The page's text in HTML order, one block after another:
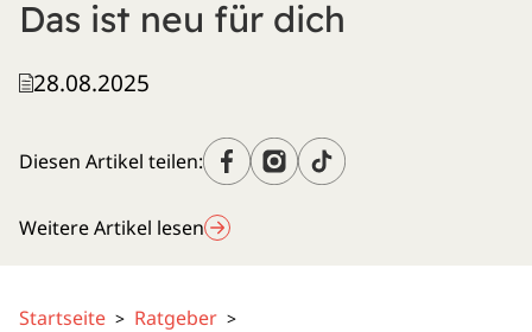
Das ist neu für dich
28.08.2025
Diesen Artikel teilen:
Weitere Artikel lesen
Startseite > Ratgeber >